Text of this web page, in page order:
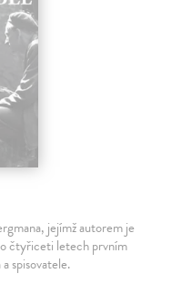
jejímž auto­rem je
čtyřiceti letech prvním
spisovatele.